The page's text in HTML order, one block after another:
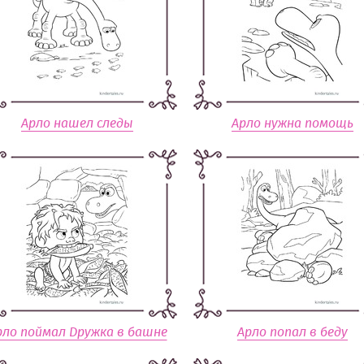
Арло нашел следы Арло нужна помощь
поймал Дружка в башне Арло попал в беду